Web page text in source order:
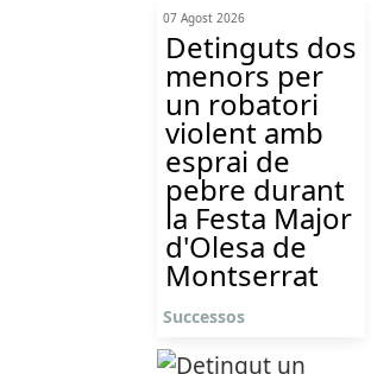
07 Agost 2026
Detinguts dos
menors per
un robatori
violent amb
esprai de
pebre durant
la Festa Major
d'Olesa de
Montserrat
Successos